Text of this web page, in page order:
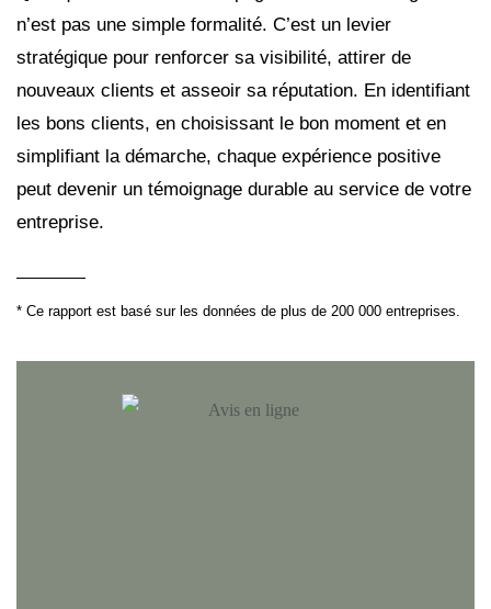
n’est pas une simple formalité. C’est un levier
stratégique pour renforcer sa visibilité, attirer de
nouveaux clients et asseoir sa réputation. En identifiant
les bons clients, en choisissant le bon moment et en
simplifiant la démarche, chaque expérience positive
peut devenir un témoignage durable au service de votre
entreprise.
* Ce rapport est basé sur les données de plus de 200 000 entreprises.